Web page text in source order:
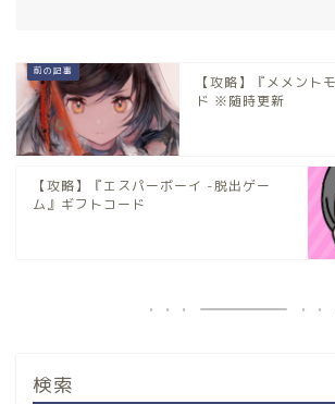
【攻略】『メメント
ド ※随時更新
【攻略】『エスパーボーイ -脱出ゲー
ム』ギフトコード
検索